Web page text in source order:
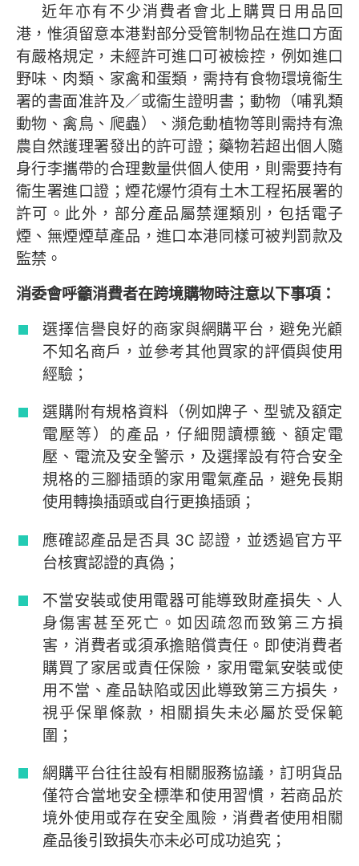
近年亦有不少消費者會北上購買日用品回
港，惟須留意本港對部分受管制物品在進口方面
有嚴格規定，未經許可進口可被檢控，例如進口
野味、肉類、家禽和蛋類，需持有食物環境衞生
署的書面准許及／或衞生證明書；動物（哺乳類
動物、禽鳥、爬蟲）、瀕危動植物等則需持有漁
農自然護理署發出的許可證；藥物若超出個人隨
身行李攜帶的合理數量供個人使用，則需要持有
衞生署進口證；煙花爆竹須有土木工程拓展署的
許可。此外，部分產品屬禁運類別，包括電子
煙、無煙煙草產品，進口本港同樣可被判罰款及
監禁。
消委會呼籲消費者在跨境購物時注意以下事項：
選擇信譽良好的商家與網購平台，避免光顧
不知名商戶，並參考其他買家的評價與使用
經驗；
選購附有規格資料（例如牌子、型號及額定
電壓等）的產品，仔細閱讀標籤、額定電
壓、電流及安全警示，及選擇設有符合安全
規格的三腳插頭的家用電氣產品，避免長期
使用轉換插頭或自行更換插頭；
應確認產品是否具 3C 認證，並透過官方平
台核實認證的真偽；
不當安裝或使用電器可能導致財產損失、人
身傷害甚至死亡。如因疏忽而致第三方損
害，消費者或須承擔賠償責任。即使消費者
購買了家居或責任保險，家用電氣安裝或使
用不當、產品缺陷或因此導致第三方損失，
視乎保單條款，相關損失未必屬於受保範
圍；
網購平台往往設有相關服務協議，訂明貨品
僅符合當地安全標準和使用習慣，若商品於
境外使用或存在安全風險，消費者使用相關
產品後引致損失亦未必可成功追究；